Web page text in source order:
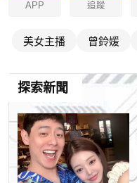
APP 追蹤
美女主播 曾鈴媛
探索新聞